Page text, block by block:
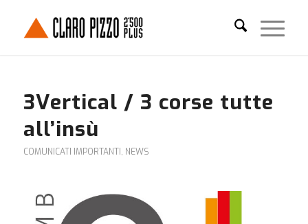
3Vertical / 3 corse tutte
all’insù
COMUNICATI IMPORTANTI , NEWS